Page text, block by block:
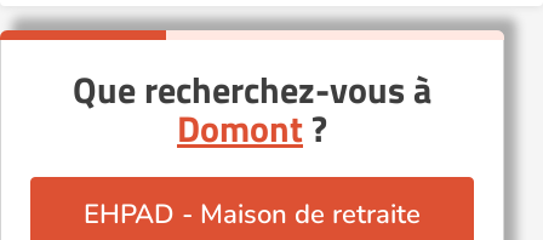
Que recherchez-vous à
Domont?
EHPAD - Maison de retraite